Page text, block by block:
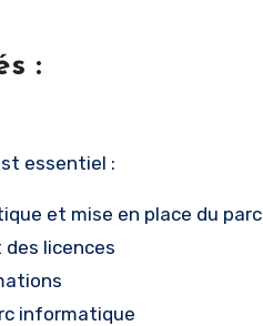
:
essentiel :
et mise en place du parc
licences
informatique